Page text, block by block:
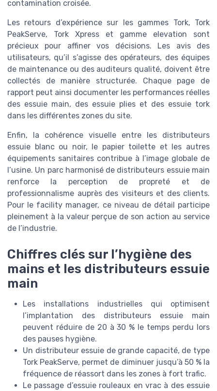
contamination croisée.
Les retours d’expérience sur les gammes Tork, Tork
PeakServe, Tork Xpress et gamme elevation sont
précieux pour affiner vos décisions. Les avis des
utilisateurs, qu’il s’agisse des opérateurs, des équipes
de maintenance ou des auditeurs qualité, doivent être
collectés de manière structurée. Chaque page de
rapport peut ainsi documenter les performances réelles
des essuie main, des essuie plies et des essuie tork
dans les différentes zones du site.
Enfin, la cohérence visuelle entre les distributeurs
essuie blanc ou noir, le papier toilette et les autres
équipements sanitaires contribue à l’image globale de
l’usine. Un parc harmonisé de distributeurs essuie main
renforce la perception de propreté et de
professionnalisme auprès des visiteurs et des clients.
Pour le facility manager, ce niveau de détail participe
pleinement à la valeur perçue de son action au service
de l’industrie.
Chiffres clés sur l’hygiène des
mains et les distributeurs essuie
main
Les installations industrielles qui optimisent
l’implantation des distributeurs essuie main
peuvent réduire de 20 à 30 % le temps perdu lors
des pauses hygiène.
Un distributeur essuie de grande capacité, de type
Tork PeakServe, permet de diminuer jusqu’à 50 % la
fréquence de réassort dans les zones à fort trafic.
Le passage d’essuie rouleaux en vrac à des essuie